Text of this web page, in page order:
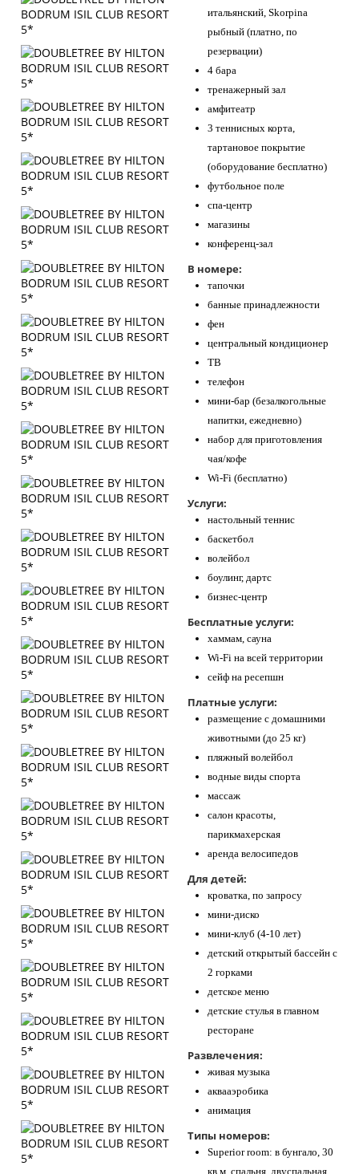
итальянский, Skorpina
рыбный (платно, по
резервации)
4 бара
тренажерный зал
амфитеатр
3 теннисных корта,
тартановое покрытие
(оборудование бесплатно)
футбольное поле
спа-центр
магазины
конференц-зал
В номере:
тапочки
банные принадлежности
фен
центральный кондиционер
ТВ
телефон
мини-бар (безалкогольные
напитки, ежедневно)
набор для приготовления
чая/кофе
Wi-Fi (бесплатно)
Услуги:
настольный теннис
баскетбол
волейбол
боулинг, дартс
бизнес-центр
Бесплатные услуги:
хаммам, сауна
Wi-Fi на всей территории
сейф на ресепшн
Платные услуги:
размещение с домашними
животными (до 25 кг)
пляжный волейбол
водные виды спорта
массаж
салон красоты,
парикмахерская
аренда велосипедов
Для детей:
кроватка, по запросу
мини-диско
мини-клуб (4-10 лет)
детский открытый бассейн с
2 горками
детское меню
детские стулья в главном
ресторане
Развлечения:
живая музыка
аквааэробика
анимация
Типы номеров:
Superior room: в бунгало, 30
кв.м, спальня, двуспальная